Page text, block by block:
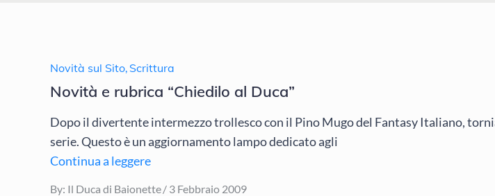
Novità sul Sito, Scrittura
Novità e rubrica “Chiedilo al Duca”
Dopo il divertente intermezzo trollesco con il Pino Mugo del Fantasy Italiano,
serie. Questo è un aggiornamento lampo dedicato agli
Continua a leggere
By: Il Duca di Baionette
Posted
3 Febbraio 2009